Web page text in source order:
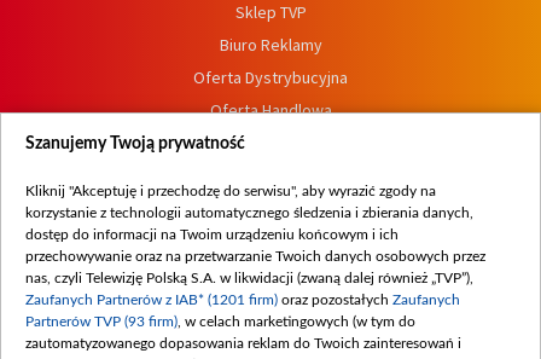
Sklep TVP
Biuro Reklamy
Oferta Dystrybucyjna
Oferta Handlowa
Dostępność
Procedura zgłoszeń wewnętrznych
Szanujemy Twoją prywatność
Kliknij "Akceptuję i przechodzę do serwisu", aby wyrazić zgody na
korzystanie z technologii automatycznego śledzenia i zbierania danych,
dostęp do informacji na Twoim urządzeniu końcowym i ich
przechowywanie oraz na przetwarzanie Twoich danych osobowych przez
nas, czyli Telewizję Polską S.A. w likwidacji (zwaną dalej również „TVP”),
Zaufanych Partnerów z IAB* (1201 firm) oraz pozostałych Zaufanych
Partnerów TVP (93 firm) , w celach marketingowych (w tym do
zautomatyzowanego dopasowania reklam do Twoich zainteresowań i